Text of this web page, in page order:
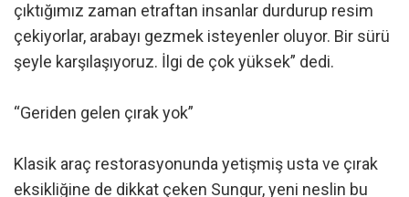
çıktığımız zaman etraftan insanlar durdurup resim
çekiyorlar, arabayı gezmek isteyenler oluyor. Bir sürü
şeyle karşılaşıyoruz. İlgi de çok yüksek” dedi.
“Geriden gelen çırak yok”
Klasik araç restorasyonunda yetişmiş usta ve çırak
eksikliğine de dikkat çeken Sungur, yeni neslin bu